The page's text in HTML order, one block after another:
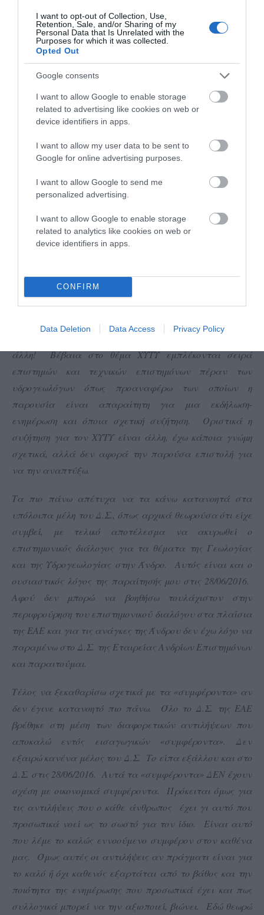
I want to opt-out of Collection, Use,
Retention, Sale, and/or Sharing of my
Personal Data that Is Unrelated with the
Purposes for which it was collected.
Opted Out
Google consents
I want to allow Google to enable storage
related to advertising like cookies on web or
device identifiers in apps.
I want to allow my user data to be sent to
Google for online advertising purposes.
I want to allow Google to send me
personalized advertising.
I want to allow Google to enable storage
related to analytics like cookies on web or
device identifiers in apps.
CONFIRM
Data Deletion Data Access Privacy Policy
διαπιστώνουν ότι τα νερά της Άνδρου «χάλαγαν».
Άρχισαν να γίνονται ακατάλληλα ως πόσιμα, που από
χιλιετίες ήταν, στο χωριό μου τον Αμμόλοχο αλλά και
στα Αποίκια και σε πολλά άλλα διαφορετικά μέρη του
Φαίνεται ότι ο άνθρωπος ως παράμετρος είναι
σημαντικός παράγων! Αλλά γιατί; Πως; Για να
καταλάβουμε πρέπει να ακούσουμε ως αρχή
τουλάχιστον λίγα και σωστά πράγματα για την
Υδρογεωλογία αλλά και την Γεωλογία του τόπου και
από υπεύθυνα χείλη.Να αρχίσουμε συλλογικά να
Αν τα μπλέξουμε όλα
μαζί (υδρογεωλογία, ΧΥΤΥ, προβληματικές πηγές, βαρέα
μέταλλα, οργανικοί ρύποι, κλπ) δεν θα κάνουμε
«Υδρούσα» θα ακούγεται ως χαριτολόγημα, πιθανά σε
λίγα χρόνια.
Να τονίσω ξανά ότι ο ΧΥΤΥ είναι μια άλλη υπόθεση!
Συνδέεται με την Υδρογεωλογία της Άνδρου, αλλά είναι
άλλη! Βέβαια στο θέμα ΧΥΤΥ εμπλέκονται σειρά
επιστημών και τεχνικών επιστημόνων πέραν των
υδρογεωλόγων όπως προαναφέρω των οποίων η
παρουσία είναι απαραίτητη για μια εκδήλωση-
ενημέρωση και όποια σχετική συζήτηση. Οριστικά η
συζήτηση για τον ΧΥΤΥ είναι άλλη, έχω κάποια γνώμη
σχετικά, αλλά δεν αφορά την παρούσα επιστολή για
να την αναπτύξω.
Τα πιο πάνω απέτυχα να τα κάνω κατανοητά στα
υπόλοιπα μέλη του Δ.Σ., όπως αρχικά θεωρούσα ότι είχε
συμβεί, με τελικό αποτέλεσμα να ακυρωθεί ο
επιστημονικός διάλογος για τα θέματα της Γεωλογίας
και της Υδρογεωλογίας στην Άνδρο. Αυτός είναι και ο
ουσιαστικός λόγος της παραίτησής μου στις 28/06/2016.
Αφού δεν μπορώ να βοηθήσω τουλάχιστον στην
περιφρούρηση του επιστημονικού διαλόγου στα πλαίσια
της ΕΑΕ και για τις ανάγκες της Άνδρου δεν έχω λόγο να
παραμένω στο Δ.Σ. της Εταιρείας Ανδρίων Επιστημόνων
και παραιτούμαι.
Τέλος να ξεκαθαρίσω σχετικά με τα «συμφέροντα» αν
δεν έγινε κατανοητό πιο πάνω. Όλο το Δ.Σ. της ΕΑΕ
βρέθηκε στη μέση των διαφορετικών αντιλήψεων που
αποκαλώ εντός εισαγωγικών «συμφέροντα». Δεν
εξαιρώ κανένα μέλος του Δ.Σ. Το είπα εξάλλου και στο
Δ.Σ. στις 28/06/2016. Αυτά τα «συμφέροντα» ΔΕΝ έχουν
σχέση με οικονομικά συμφέροντα. Πρόκειται όμως για
τις αντιλήψεις που ο κάθε άνθρωπος έχει γι αυτό που
προσωπικά νοεί ως το σωστό για τον ίδιο. Είναι αυτό
που λέμε το καλώς εννοούμενο συμφέρον στον καθένα
μας. Όμως αυτές οι αντιλήψεις αν πράγματι είναι για
το καλό ή όχι καθενός εξαρτάται από το βάθος και την
ποιότητα της ενημέρωσης που προσωπικά έχει και πως
συλλογικά μπορεί να την αξιοποιεί, βιώνει. Εδώ θεωρώ